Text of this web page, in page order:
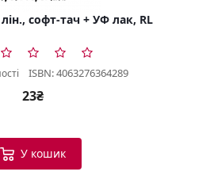
софт-тач + УФ лак, RL
ISBN: 4063276364289
23₴
У кошик